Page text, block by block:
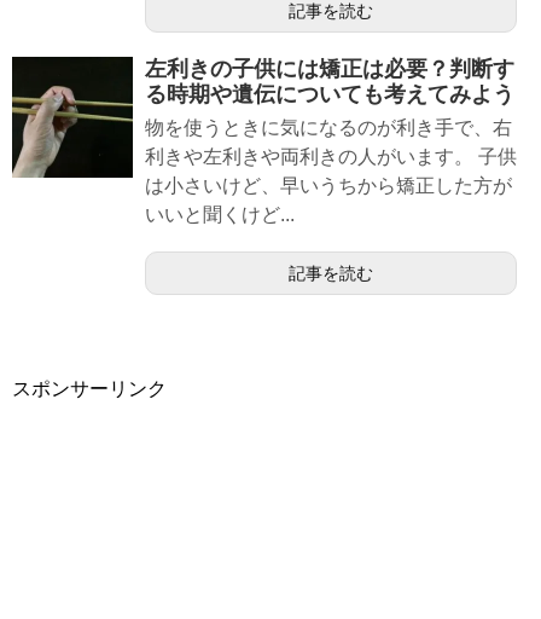
記事を読む
左利きの子供には矯正は必要？判断す
る時期や遺伝についても考えてみよう
物を使うときに気になるのが利き手で、右
利きや左利きや両利きの人がいます。 子供
は小さいけど、早いうちから矯正した方が
いいと聞くけど...
記事を読む
スポンサーリンク